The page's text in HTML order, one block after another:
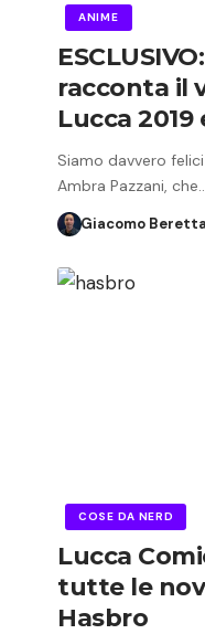
ANIME
racconta il
Lucca
Siamo davvero
Ambra Pazzani,
Giacomo Beretta
COSE DA NERD
Lucca
tutte le
Hasbro